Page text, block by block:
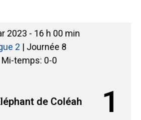
2023 - 16 h 00 min
2 | Journée 8
Mi-temps: 0-0
de Coléah 1